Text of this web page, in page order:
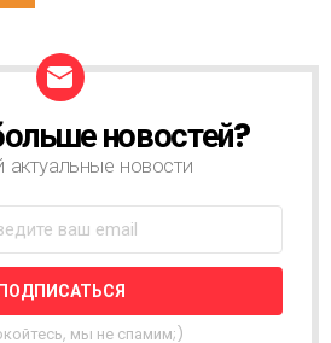
новостей?
актуальные новости
мы не спамим;)